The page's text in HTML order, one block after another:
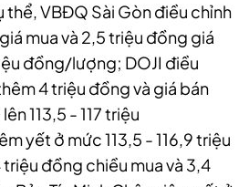
thể, VBĐQ Sài Gòn điều chỉnh
mua và 2,5 triệu đồng giá
đồng/lượng; DOJI điều
4 triệu đồng và giá bán
113,5 - 117 triệu
yết ở mức 113,5 - 116,9 triệu
đồng chiều mua và 3,4